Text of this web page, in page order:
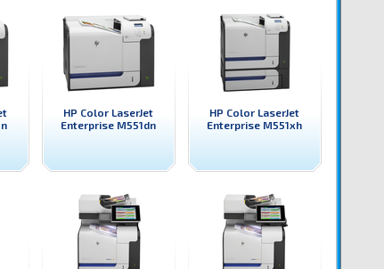
HP Color LaserJet
Enterprise M551dn
HP Color LaserJet
Enterprise M551xh